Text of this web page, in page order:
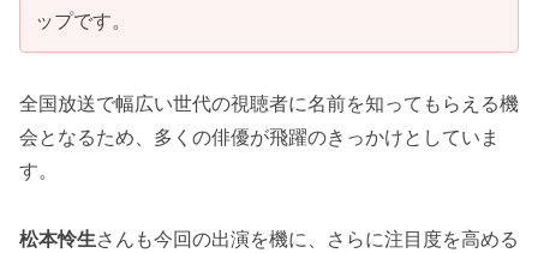
ップです。
全国放送で幅広い世代の視聴者に名前を知ってもらえる機
会となるため、多くの俳優が飛躍のきっかけとしていま
す。
松本怜生さんも今回の出演を機に、さらに注目度を高める